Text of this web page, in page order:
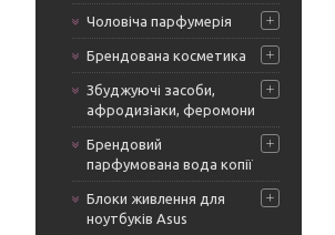
Чоловіча парфумерія
Брендована косметика
Збуджуючі засоби,
афродизіаки, феромони
Брендовий
парфумована вода копії
Блоки живлення для
ноутбуків Asus